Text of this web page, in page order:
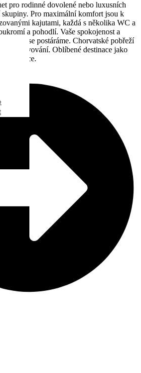
pro rodinné dovolené nebo luxusních
Pro maximální komfort jsou k
kajutami, každá s několika WC a
a pohodlí. Vaše spokojenost a
O vše se postáráme. Chorvatské pobřeží
objevování. Oblíbené destinace jako
Vodice.